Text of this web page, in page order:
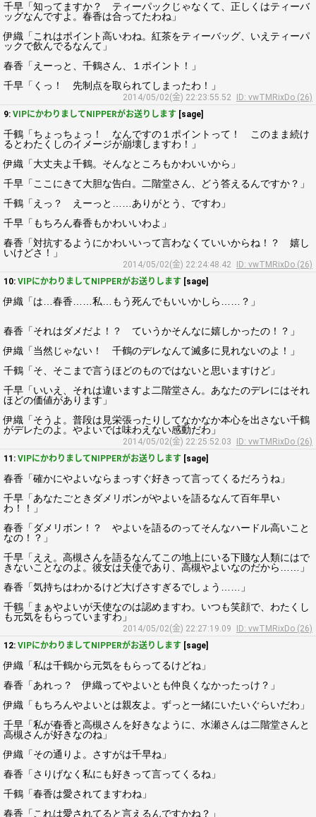
千早「知ってますか？ ティーパックじゃなくて、正しくはティーバ
ッグなんですよ。春香は合ってたわね」
伊織「これはポイント高いわね。紅茶をティーバッグ、いえティーパ
ックで飲んでるなんて」
春香「えーっと、千鶴さん、１ポイント！」
千早「くっ！ 先制点を取られてしまったわ！」
2014/05/02(金) 22:23:55.52
ID: vwTMRixDo (26)
9: VIPにかわりましてNIPPERがお送りします [sage]
千鶴「ちょっちょっ！ なんですの１ポイントって！ このまま続け
るとわたくしのイメージが崩壊しますわ！」
伊織「大丈夫よ千鶴。そんなところもかわいいから」
千早「ここにきて大胆な告白。二階堂さん、どう答えるんですか？」
千鶴「えっ？ えーっと……ありがとう、ですわ」
千早「もちろん春香もかわいいわよ」
春香「対抗するようにかわいいって言わなくていいからね！？ 嬉し
いけどさ！」
2014/05/02(金) 22:24:48.42
ID: vwTMRixDo (26)
10: VIPにかわりましてNIPPERがお送りします [sage]
伊織「は…春香……私…もう死んでもいいかしら……？」
春香「それはダメだよ！？ ていうかそんなに嬉しかったの！？」
伊織「当然じゃない！ 千鶴のデレなんて滅多に見れないのよ！」
千鶴「そ、そこまで言うほどのものではないと思いますけど」
千早「いいえ、それは違いますよ二階堂さん。あなたのデレにはそれ
ほどの価値があります」
伊織「そうよ。普段は見栄張ったりしてなかなか本心を出さない千鶴
がデレたのよ。やよいでは味わえない感動だわ」
2014/05/02(金) 22:25:52.03
ID: vwTMRixDo (26)
11: VIPにかわりましてNIPPERがお送りします [sage]
春香「確かにやよいならまっすぐ好きって言ってくるだろうね」
千早「あなたごときダメリボンがやよいを語るなんて百年早い
わ！！」
春香「ダメリボン！？ やよいを語るのってそんなハードル高いこと
なの！？」
千早「ええ。高槻さんを語るなんてこの地上にいる下賤な人類にはで
きないことなのよ。彼女は天使であり、高槻やよいなのだから……」
春香「気持ちはわかるけど大げさすぎるでしょう……」
千鶴「まぁやよいが天使なのは認めますわ。いつも笑顔で、わたくし
も元気をもらっていますわ」
2014/05/02(金) 22:27:19.09
ID: vwTMRixDo (26)
12: VIPにかわりましてNIPPERがお送りします [sage]
伊織「私は千鶴から元気をもらってるけどね」
春香「あれっ？ 伊織ってやよいとも仲良くなかったっけ？」
伊織「もちろんやよいとは親友よ。ずっと一緒にいたいぐらいだわ」
千早「私が春香と高槻さんを好きなように、水瀬さんは二階堂さんと
高槻さんが好きなのね」
伊織「その通りよ。さすがは千早ね」
春香「さりげなく私にも好きって言ってくるね」
千鶴「春香は愛されてますわね」
春香「これは愛されてると言えるんですかね？」